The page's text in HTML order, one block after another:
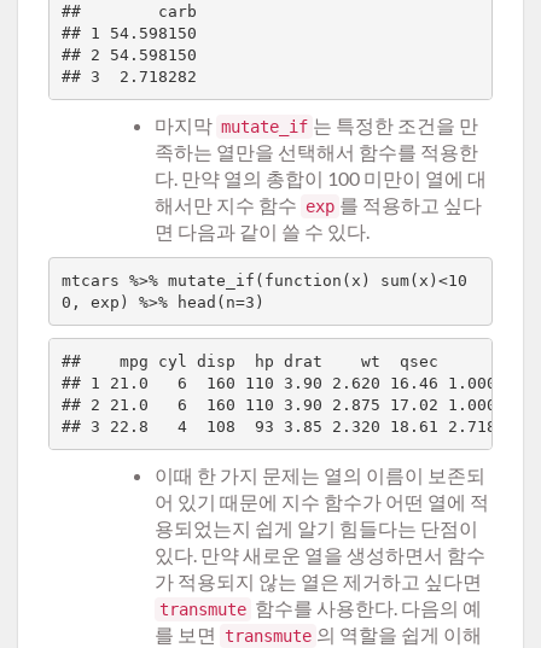
##        carb
## 1 54.598150
## 2 54.598150
마지막 mutate_if 는 특정한 조건을 만
족하는 열만을 선택해서 함수를 적용한
다. 만약 열의 총합이 100 미만이 열에 대
해서만 지수 함수 exp 를 적용하고 싶다
면 다음과 같이 쓸 수 있다.
mtcars %>% mutate_if(function(x) sum(x)<10
##    mpg cyl disp  hp drat    wt  qsec       vs
## 1 21.0   6  160 110 3.90 2.620 16.46 1.000000
## 2 21.0   6  160 110 3.90 2.875 17.02 1.000000
이때 한 가지 문제는 열의 이름이 보존되
어 있기 때문에 지수 함수가 어떤 열에 적
용되었는지 쉽게 알기 힘들다는 단점이
있다. 만약 새로운 열을 생성하면서 함수
가 적용되지 않는 열은 제거하고 싶다면
transmute 함수를 사용한다. 다음의 예
를 보면
transmute 의 역할을 쉽게 이해